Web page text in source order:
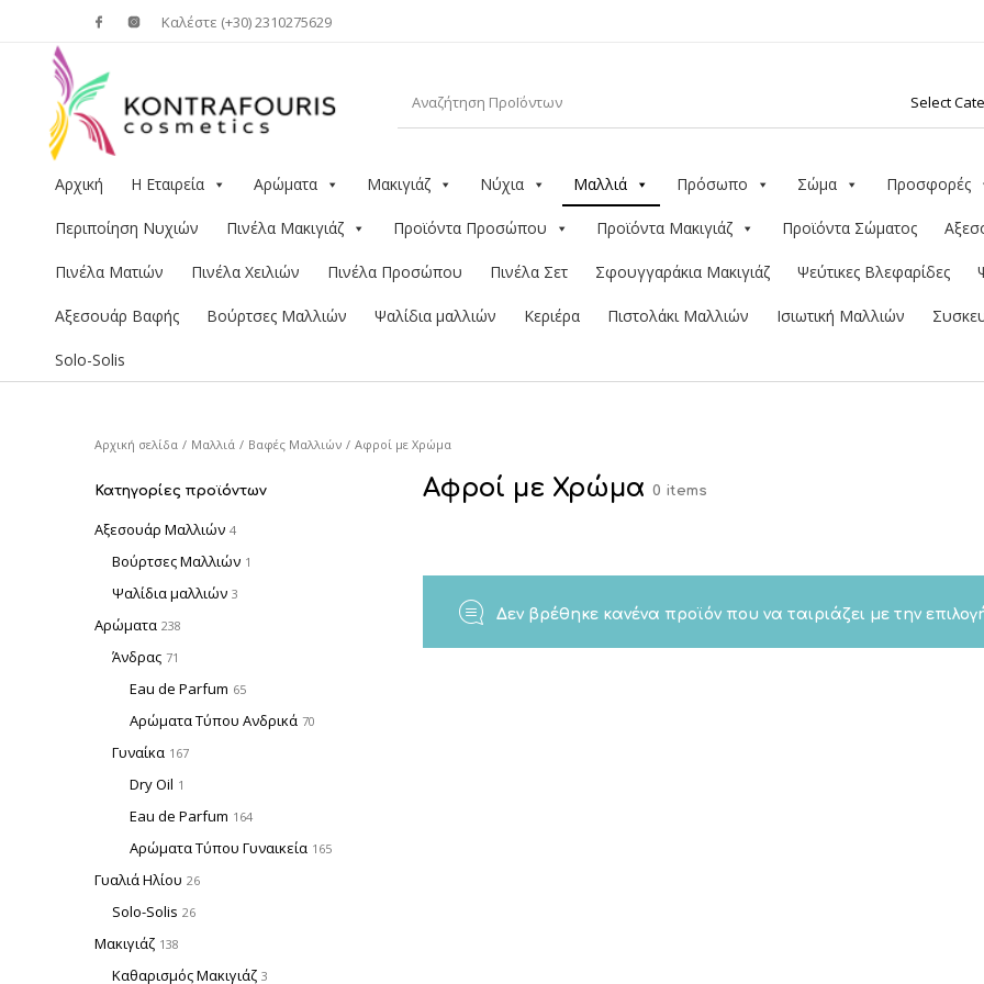
Καλέστε (+30) 2310275629
Αρχική Η Εταιρεία Αρώματα Μακιγιάζ Νύχια Μαλλιά Πρόσωπο Σώμα Προσφορές
Περιποίηση Νυχιών Πινέλα Μακιγιάζ Προϊόντα Προσώπου Προϊόντα Μακιγιάζ Προϊόντα Σώματος
Πινέλα Ματιών Πινέλα Χειλιών Πινέλα Προσώπου Πινέλα Σετ Σφουγγαράκια Μακιγιάζ Ψεύτικες Βλεφαρίδες
Αξεσουάρ Βαφής Βούρτσες Μαλλιών Ψαλίδια μαλλιών Κεριέρα Πιστολάκι Μαλλιών Ισιωτική Μαλλιών
Solo-Solis
Αρχική σελίδα / Μαλλιά / Βαφές Μαλλιών / Αφροί με Χρώμα
Κατηγορίες προϊόντων
Αξεσουάρ Μαλλιών 4
Βούρτσες Μαλλιών 1
Ψαλίδια μαλλιών 3
Αρώματα 238
Άνδρας 71
Eau de Parfum 65
Αρώματα Τύπου Ανδρικά 70
Γυναίκα 167
Dry Oil 1
Eau de Parfum 164
Αρώματα Τύπου Γυναικεία 165
Γυαλιά Ηλίου 26
Solo-Solis 26
Μακιγιάζ 138
Καθαρισμός Μακιγιάζ 3
Αφροί με Χρώμα 0 items
Δεν βρέθηκε κανένα προϊόν που να ταιριάζει με την